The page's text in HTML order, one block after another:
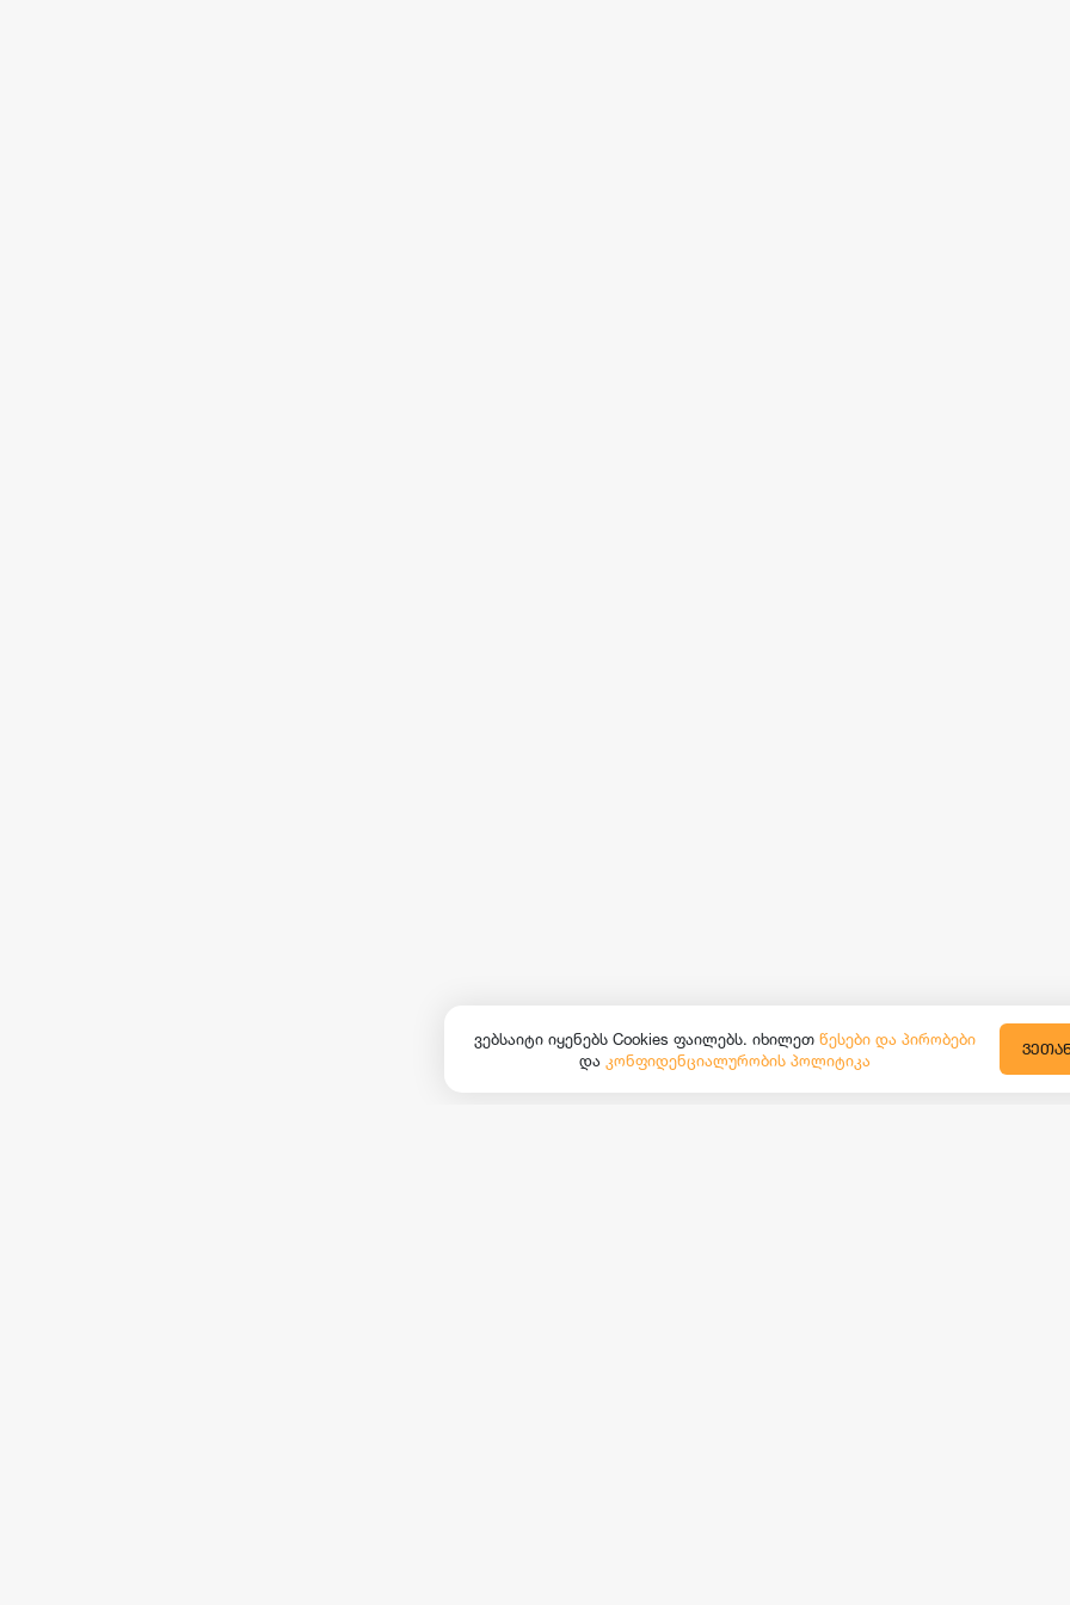
ვებსაიტი იყენებს Cookies ფაილებს. იხილეთ წესები და პირობები
და კონფიდენციალურობის პოლიტიკა